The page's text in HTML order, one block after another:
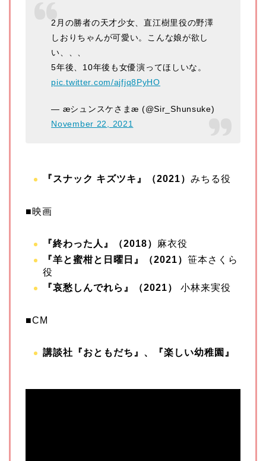
2月の勝者の天才少女、直江樹里役の野澤
しおりちゃんが可愛い。こんな娘が欲し
い、、、
5年後、10年後も女優演ってほしいな。
pic.twitter.com/ajfjq8PyHO
— æシュンスケさまæ (@Sir_Shunsuke)
November 22, 2021
『スナック キズツキ』（2021） みちる役
■映画
『終わった人』（2018） 麻衣役
『羊と蜜柑と日曜日』（2021） 笹本さくら
役
『哀愁しんでれら』（2021）
小林来実役
■CM
講談社『おともだち』、『楽しい幼稚園』